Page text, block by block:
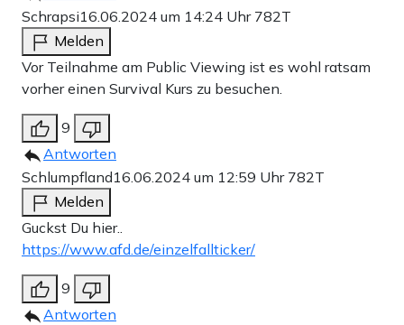
Schrapsi16.06.2024 um 14:24 Uhr 782T
Melden
Vor Teilnahme am Public Viewing ist es wohl ratsam
vorher einen Survival Kurs zu besuchen.
9
Antworten
Schlumpfland16.06.2024 um 12:59 Uhr 782T
Melden
Guckst Du hier..
https://www.afd.de/einzelfallticker/
9
Antworten